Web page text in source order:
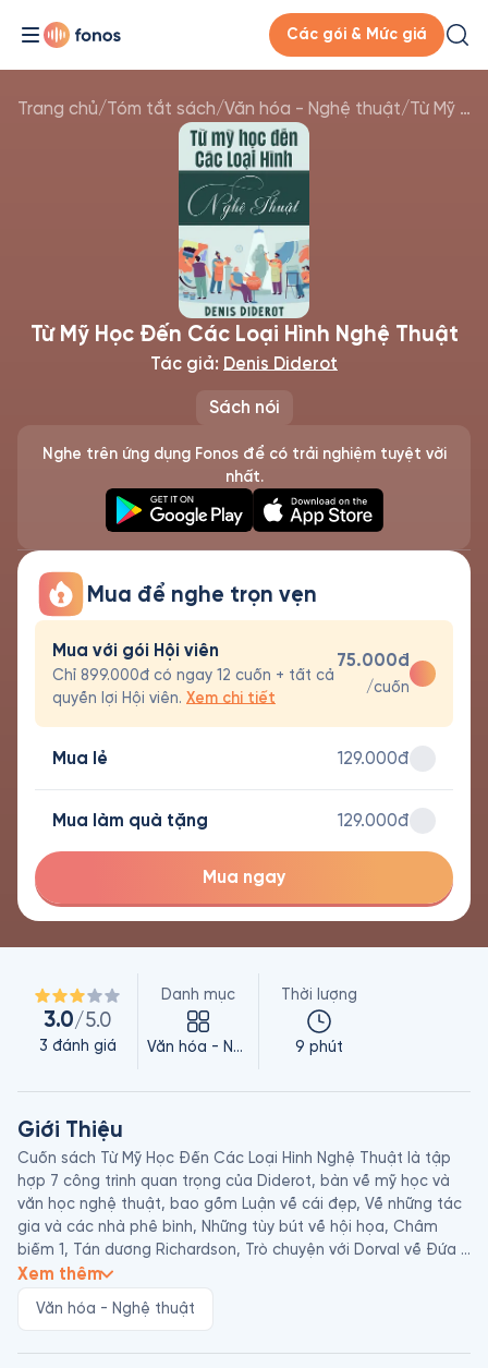
Các gói & Mức giá
Trang chủ/Tóm tắt sách/Văn hóa - Nghệ thuật/ Từ Mỹ Học Đến Các Loại Hình Nghệ Thuật
Sách nói
Từ Mỹ Học Đến Các Loại Hình Nghệ Thuật
Tác giả: Denis Diderot
Nghe trên ứng dụng Fonos để có trải nghiệm tuyệt vời
nhất.
Mua để nghe trọn vẹn
Mua với gói Hội viên
Chỉ 899.000đ có ngay 12 cuốn + tất cả
quyền lợi Hội viên. Xem chi tiết
75.000đ
/cuốn
Mua lẻ 129.000đ
Mua làm quà tặng 129.000đ
Mua ngay
3.0/5.0
3 đánh giá
Danh mục
Văn hóa - Nghệ thuật
Thời lượng
9 phút
Giới Thiệu
Cuốn sách Từ Mỹ Học Đến Các Loại Hình Nghệ Thuật là tập
hợp 7 công trình quan trọng của Diderot, bàn về mỹ học và
văn học nghệ thuật, bao gồm Luận về cái đẹp, Về những tác
gia và các nhà phê bình, Những tùy bút về hội họa, Châm
biếm 1, Tán dương Richardson, Trò chuyện với Dorval về Đứa
con hoang, và Ý kiến ngược đời về diễn viên.
đáo, nhà triết học duy vật, sôi nổi “lòng yêu chân lý và chính
Xem thêm
Văn hóa - Nghệ thuật